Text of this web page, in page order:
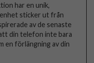
har en unik,
sticker ut från
av de senaste
din telefon inte bara
en förlängning av din